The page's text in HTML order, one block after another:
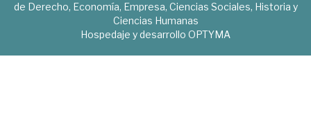
de Derecho, Economía, Empresa, Ciencias Sociales, Historia y
Ciencias Humanas
Hospedaje y desarrollo OPTYMA